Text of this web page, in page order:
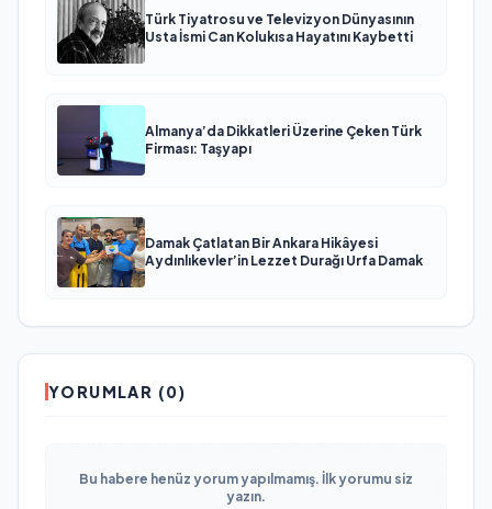
Türk Tiyatrosu ve Televizyon Dünyasının
Usta İsmi Can Kolukısa Hayatını Kaybetti
Almanya’da Dikkatleri Üzerine Çeken Türk
Firması: Taşyapı
Damak Çatlatan Bir Ankara Hikâyesi
Aydınlıkevler’in Lezzet Durağı Urfa Damak
YORUMLAR (0)
Bu habere henüz yorum yapılmamış. İlk yorumu siz
yazın.